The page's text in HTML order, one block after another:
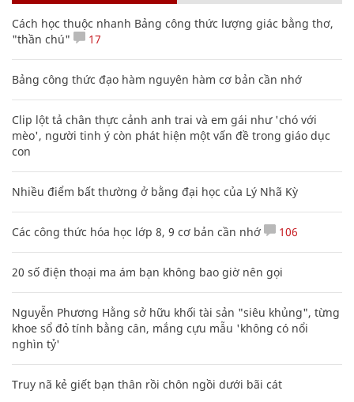
Cách học thuộc nhanh Bảng công thức lượng giác bằng thơ,
"thần chú"
17
Bảng công thức đạo hàm nguyên hàm cơ bản cần nhớ
Clip lột tả chân thực cảnh anh trai và em gái như 'chó với
mèo', người tinh ý còn phát hiện một vấn đề trong giáo dục
con
Nhiều điểm bất thường ở bằng đại học của Lý Nhã Kỳ
Các công thức hóa học lớp 8, 9 cơ bản cần nhớ 106
20 số điện thoại ma ám bạn không bao giờ nên gọi
Nguyễn Phương Hằng sở hữu khối tài sản "siêu khủng", từng
khoe sổ đỏ tính bằng cân, mắng cựu mẫu 'không có nổi
nghìn tỷ'
Truy nã kẻ giết bạn thân rồi chôn ngồi dưới bãi cát